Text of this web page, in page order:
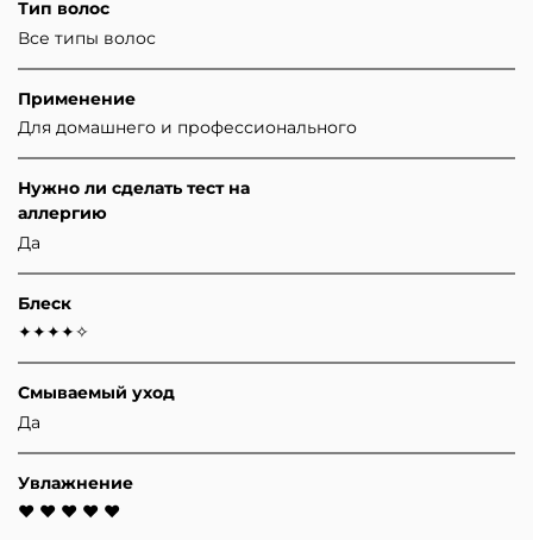
Тип волос
Все типы волос
Применение
Для домашнего и профессионального
Нужно ли сделать тест на
аллергию
Да
Блеск
✦✦✦✦✧
Смываемый уход
Да
Увлажнение
♥ ♥ ♥ ♥ ♥